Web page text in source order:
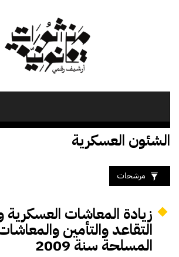
الشئون العسكرية
مرشحات
زيادة المعاشات
التقاعد والتأمين
المسلحة سنة 2009